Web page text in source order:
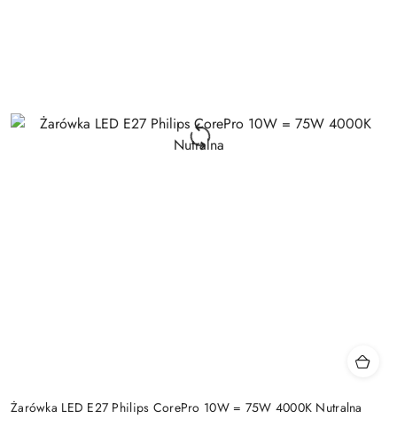
Żarówka LED E27 Philips CorePro 10W = 75W 4000K Nutralna